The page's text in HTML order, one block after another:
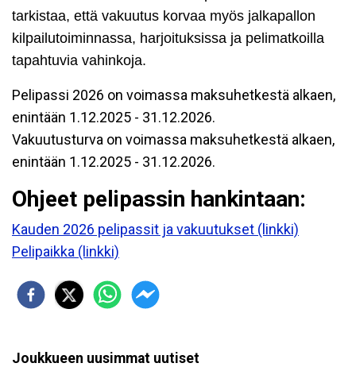
tarkistaa, että vakuutus korvaa myös jalkapallon
kilpailutoiminnassa, harjoituksissa ja pelimatkoilla
tapahtuvia vahinkoja.
Pelipassi 2026 on voimassa maksuhetkestä alkaen,
enintään 1.12.2025 - 31.12.2026.
Vakuutusturva on voimassa maksuhetkestä alkaen,
enintään 1.12.2025 - 31.12.2026.
Ohjeet pelipassin hankintaan:
Kauden 2026 pelipassit ja vakuutukset (linkki)
Pelipaikka (linkki)
Joukkueen uusimmat uutiset